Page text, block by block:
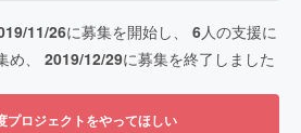
11/26に募集を開始し、 6人の支援に
め、 2019/12/29に募集を終了しました
プロジェクトをやってほしい